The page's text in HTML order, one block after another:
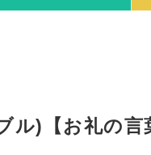
ル)【お礼の言